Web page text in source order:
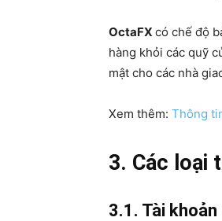
OctaFX có chế độ
hàng khỏi các quỹ
mật cho các nhà
Xem thêm: Thông
3. Các loại
3.1. Tài